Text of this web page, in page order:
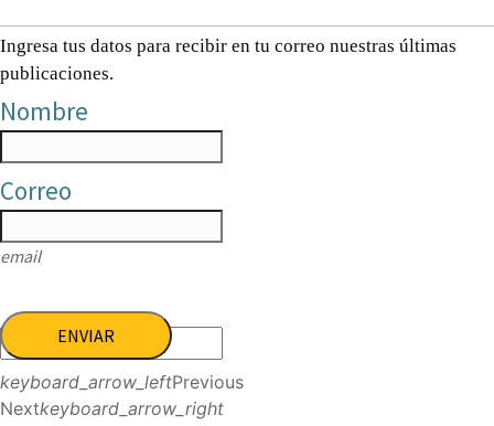
Ingresa tus datos para recibir en tu correo nuestras últimas
publicaciones.
Nombre
Correo
email
ENVIAR
keyboard_arrow_leftPrevious
Nextkeyboard_arrow_right